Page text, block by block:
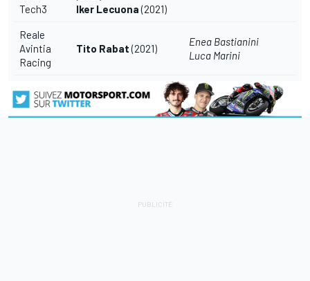
Tech3
Iker Lecuona(2021)
Reale
Avintia
Racing
Tito Rabat(2021)
Enea Bastianini
Luca Marini